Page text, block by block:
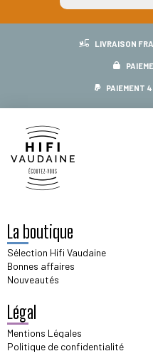
LIVRAISON
PAIEMENT
La boutique
Sélection Hifi Vaudaine
Bonnes affaires
Nouveautés
Légal
Mentions Légales
Politique de confidentialité